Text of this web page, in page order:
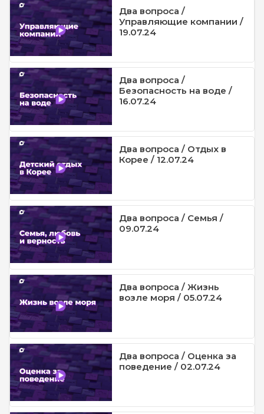
Два вопроса /
Управляющие компании /
19.07.24
Два вопроса /
Безопасность на воде /
16.07.24
Два вопроса / Отдых в
Корее / 12.07.24
Два вопроса / Семья /
09.07.24
Два вопроса / Жизнь
возле моря / 05.07.24
Два вопроса / Оценка за
поведение / 02.07.24